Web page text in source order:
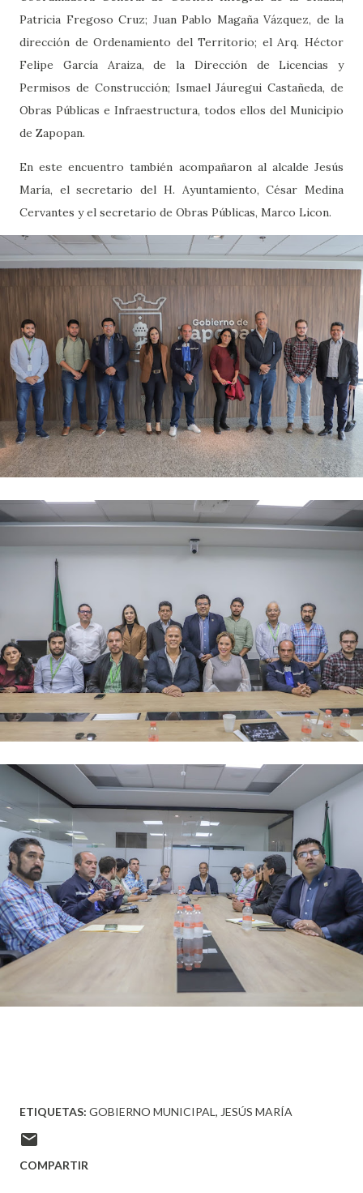
Patricia Fregoso Cruz; Juan Pablo Magaña Vázquez, de la
dirección de Ordenamiento del Territorio; el Arq. Héctor
Felipe García Araiza, de la Dirección de Licencias y
Permisos de Construcción; Ismael Jáuregui Castañeda, de
Obras Públicas e Infraestructura, todos ellos del Municipio
de Zapopan.
En este encuentro también acompañaron al alcalde Jesús
María, el secretario del H. Ayuntamiento, César Medina
Cervantes y el secretario de Obras Públicas, Marco Licon.
ETIQUETAS: GOBIERNO MUNICIPAL JESÚS MARÍA
COMPARTIR